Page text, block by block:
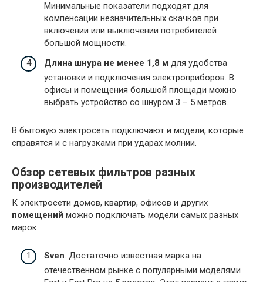
Минимальные показатели подходят для
компенсации незначительных скачков при
включении или выключении потребителей
большой мощности.
Длина шнура не менее 1,8 м для удобства
установки и подключения электроприборов. В
офисы и помещения большой площади можно
выбрать устройство со шнуром 3 – 5 метров.
В бытовую электросеть подключают и модели, которые
справятся и с нагрузками при ударах молнии.
Обзор сетевых фильтров разных
производителей
К электросети домов, квартир, офисов и других
помещений можно подключать модели самых разных
марок:
Sven. Достаточно известная марка на
отечественном рынке с популярными моделями